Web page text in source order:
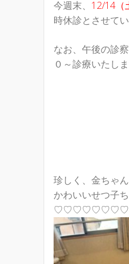
今週末、 12/14（
時休診とさせてい
なお、午後の診
０～診療いたしま
珍しく、金ちゃん
かわいいせつ子
♡♡♡♡♡♡♡♡